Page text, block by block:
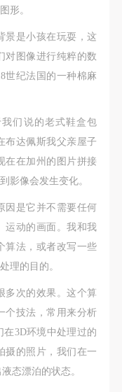
形。
景是小孩在玩耍，这
对图像进行纯粹的数
世纪法国的一种棉麻
们说的老式鞋盒包
布达佩斯我父亲屋子
在在加州的图片拼接
影像会发生变化。
因是它并不需要任何
运动的画面。我和我
算法，或者改写一些
理的目的。
多次的效果。这个算
个技法，常用来分析
3D环境中处理过的
摄的照片，我们在一
态漂泊的状态。